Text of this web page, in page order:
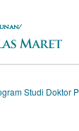
Studi Doktor